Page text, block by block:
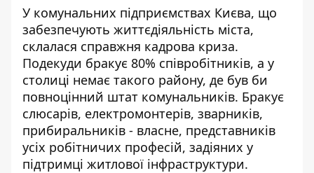
У комунальних підприємствах Києва, що
забезпечують життєдіяльність міста,
склалася справжня кадрова криза.
Подекуди бракує 80% співробітників, а у
столиці немає такого району, де був би
повноцінний штат комунальників. Бракує
слюсарів, електромонтерів, зварників,
прибиральників - власне, представників
усіх робітничих професій, задіяних у
підтримці житлової інфраструктури.